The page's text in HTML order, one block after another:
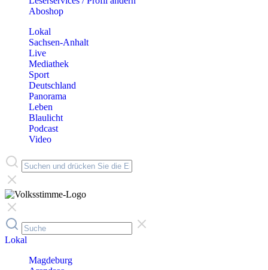
Aboshop
Lokal
Sachsen-Anhalt
Live
Mediathek
Sport
Deutschland
Panorama
Leben
Blaulicht
Podcast
Video
Lokal
Magdeburg